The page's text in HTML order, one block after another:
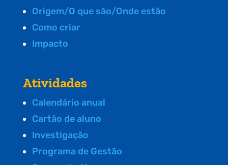
Origem/O que são/Onde estão
Como criar
Impacto
Atividades
Calendário anual
Cartão de aluno
Investigação
Programa de Gestão